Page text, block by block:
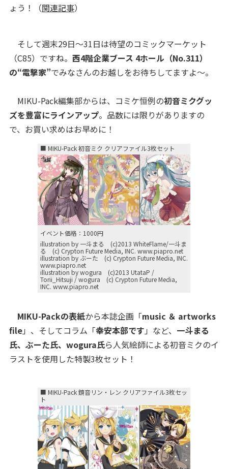
ょう！（関連記事）
そして週末29日～31日は待望のコミックマーケット
（C85）ですね。 西4階企業ブース 4ホール（No.311）
の“電撃家”でみなさんのお越しをお待ちしてますよ～。
MIKU-Pack編集部からは、コミケ恒例の初音ミクグッ
ズを豊富にラインアップ。品数には限りがありますの
で、お買い求めはお早めに！
■ MIKU-Pack 初音ミク クリアファイル3枚セット
イベント価格：1000円
illustration by 一斗まる (c)2013 WhiteFlame/一斗ま
る (c) Crypton Future Media, INC. www.piapro.net
illustration by ぶーた (c) Crypton Future Media, INC.
www.piapro.net
illustration by wogura (c)2013 UtataP /
Torii_Hitsuji / wogura (c) Crypton Future Media,
INC. www.piapro.net
MIKU-Packの表紙から本誌企画「music ＆ artworks
file」、そしてコラム「幸安本部です 」など、 一斗まる
氏、ぶーた氏、wogura氏ら人気絵師による初音ミクのイ
ラストを使用した特製3枚セット！
■ MIKU-Pack 鏡音リン・レン クリアファイル3枚セッ
ト